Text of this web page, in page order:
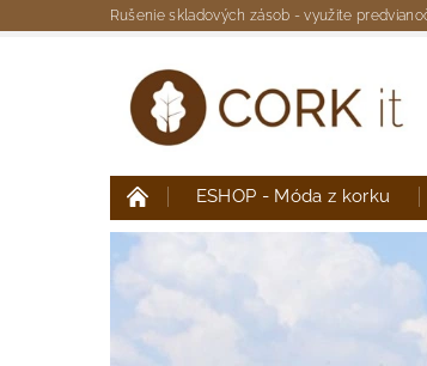
Rušenie skladových zásob - využite
ESHOP - Móda z korku